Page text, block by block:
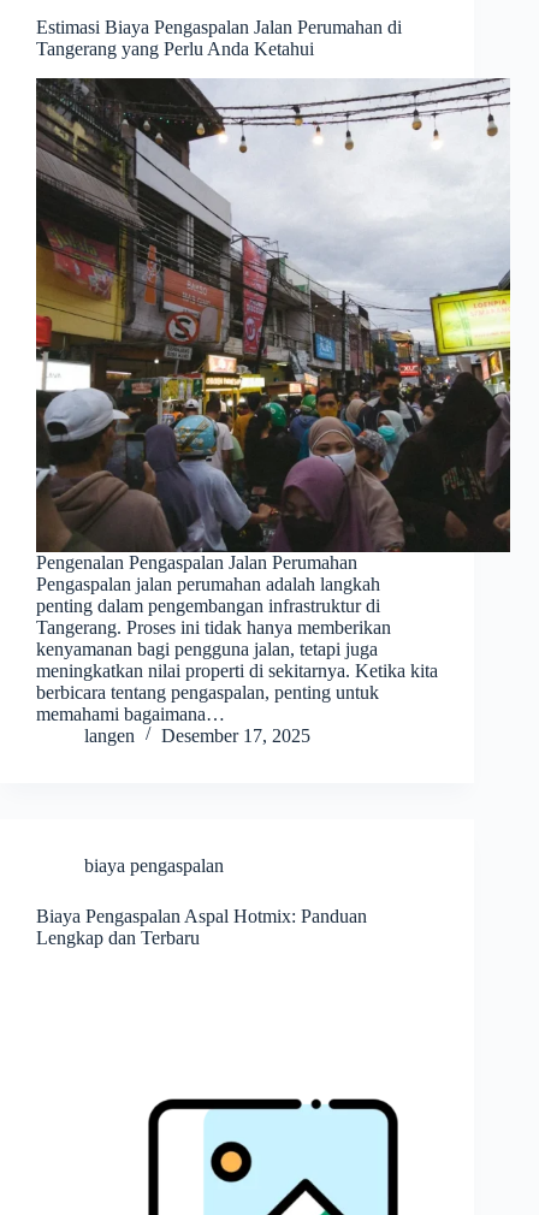
Estimasi Biaya Pengaspalan Jalan Perumahan di
Tangerang yang Perlu Anda Ketahui
Pengenalan Pengaspalan Jalan Perumahan
Pengaspalan jalan perumahan adalah langkah
penting dalam pengembangan infrastruktur di
Tangerang. Proses ini tidak hanya memberikan
kenyamanan bagi pengguna jalan, tetapi juga
meningkatkan nilai properti di sekitarnya. Ketika kita
berbicara tentang pengaspalan, penting untuk
memahami bagaimana…
langen
Desember 17, 2025
biaya pengaspalan
Biaya Pengaspalan Aspal Hotmix: Panduan
Lengkap dan Terbaru